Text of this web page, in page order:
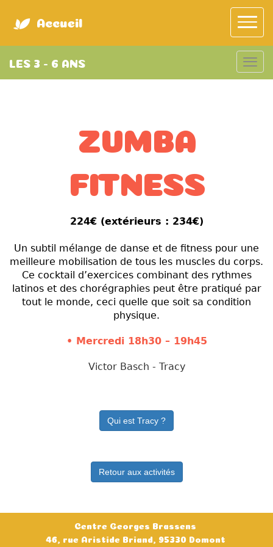
Accueil
LES 3 - 6 ANS
ZUMBA
FITNESS
224€ (extérieurs : 234€)
Un subtil mélange de danse et de fitness pour une
meilleure mobilisation de tous les muscles du corps.
Ce cocktail d’exercices combinant des rythmes
latinos et des chorégraphies peut être pratiqué par
tout le monde, ceci quelle que soit sa condition
physique.
• Mercredi18h30 – 19h45
Victor Basch - Tracy
Qui est Tracy ?
Retour aux activités
Centre Georges Brassens
46, rue Aristide Briand, 95330 Domont